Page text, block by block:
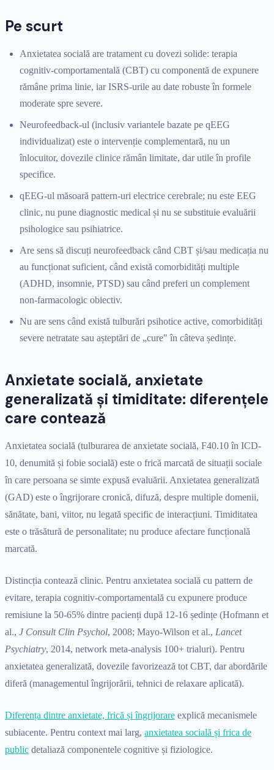
Pe scurt
Anxietatea socială are tratament cu dovezi solide: terapia
cognitiv-comportamentală (CBT) cu componentă de expunere
rămâne prima linie, iar ISRS-urile au date robuste în formele
moderate spre severe.
Neurofeedback-ul (inclusiv variantele bazate pe qEEG
individualizat) este o intervenție complementară, nu un
înlocuitor, dovezile clinice rămân limitate, dar utile în profile
specifice.
qEEG-ul măsoară pattern-uri electrice cerebrale; nu este EEG
clinic, nu pune diagnostic medical și nu se substituie evaluării
psihologice sau psihiatrice.
Are sens să discuți neurofeedback când CBT și/sau medicația nu
au funcționat suficient, când există comorbidități multiple
(ADHD, insomnie, PTSD) sau când preferi un complement
non-farmacologic obiectiv.
Nu are sens când există tulburări psihotice active, comorbidități
severe netratate sau așteptări de „cure" în câteva ședințe.
Anxietate socială, anxietate
generalizată și timiditate: diferențele
care contează
Anxietatea socială (tulburarea de anxietate socială, F40.10 în ICD-
10, denumită și fobie socială) este o frică marcată de situații sociale
în care persoana se simte expusă evaluării. Anxietatea generalizată
(GAD) este o îngrijorare cronică, difuză, despre multiple domenii,
sănătate, bani, viitor, nu legată specific de interacțiuni. Timiditatea
este o trăsătură de personalitate; nu produce afectare funcțională
marcată.
Distincția contează clinic. Pentru anxietatea socială cu pattern de
evitare, terapia cognitiv-comportamentală cu expunere produce
remisiune la 50-65% dintre pacienți după 12-16 ședințe (Hofmann et
al., J Consult Clin Psychol, 2008; Mayo-Wilson et al., Lancet
Psychiatry, 2014, network meta-analysis 100+ trialuri). Pentru
anxietatea generalizată, dovezile favorizează tot CBT, dar abordările
diferă (managementul îngrijorării, tehnici de relaxare aplicată).
Diferența dintre anxietate, frică și îngrijorare explică mecanismele
subiacente. Pentru context mai larg, anxietatea socială și frica de
public detaliază componentele cognitive și fiziologice.